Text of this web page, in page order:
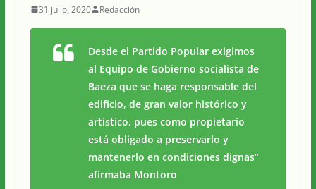
31 julio, 2020 Redacción
Desde el Partido Popular exigimos
al Equipo de Gobierno socialista de
Baeza que se haga responsable del
edificio, de gran valor histórico y
artístico, pues como propietario
está obligado a preservarlo y
mantenerlo en condiciones dignas”
afirmaba Montoro